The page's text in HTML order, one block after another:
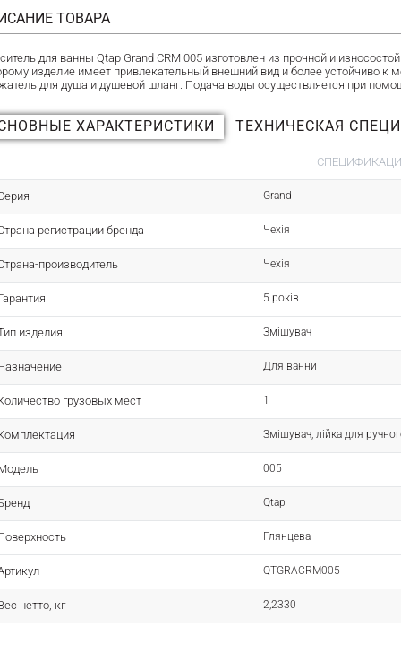
ТОВАРА
для ванны Qtap Grand CRM 005 изготовлен из прочной и
изделие имеет привлекательный внешний вид и более устойчиво
для душа и душевой шланг. Подача воды осуществляется при
ХАРАКТЕРИСТИКИ ТЕХНИЧЕСКАЯ
Grand
регистрации бренда Чехія
производитель Чехія
5 років
изделия Змішувач
Для ванни
грузовых мест 1
Змішувач, лійка для
005
Qtap
Глянцева
QTGRACRM005
нетто, кг 2,2330